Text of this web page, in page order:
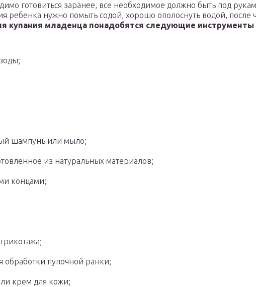
готовиться заранее, все необходимое должно быть под
ребенка нужно помыть содой, хорошо ополоснуть водой, после
купания младенца понадобятся следующие инструменты
шампунь или мыло;
из натуральных материалов;
концами;
обработки пупочной ранки;
крем для кожи;